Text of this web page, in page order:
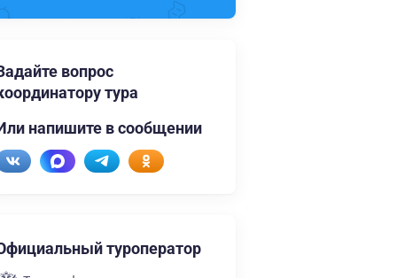
вопрос
тура
напишите в сообщении
туроператор